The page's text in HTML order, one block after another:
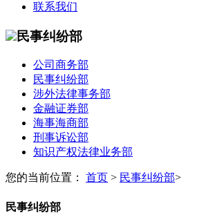
联系我们
民事纠纷部
公司商务部
民事纠纷部
涉外法律事务部
金融证券部
海事海商部
刑事诉讼部
知识产权法律业务部
您的当前位置： 首页 > 民事纠纷部>
民事纠纷部